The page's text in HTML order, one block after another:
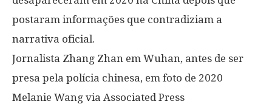
postaram informações que contradiziam a
narrativa oficial.
Jornalista Zhang Zhan em Wuhan, antes de ser
presa pela polícia chinesa, em foto de 2020
Melanie Wang via Associated Press